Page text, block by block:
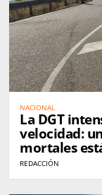
NACIONAL
La DGT
velocidad:
mortales
velocidad
REDACCIÓN